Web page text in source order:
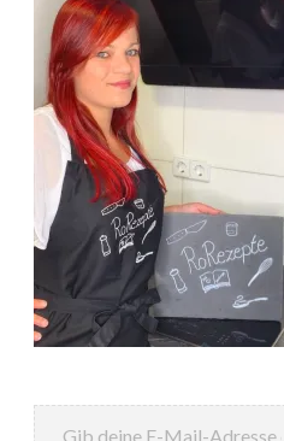
Gib deine E-Mail-Adresse ein ...